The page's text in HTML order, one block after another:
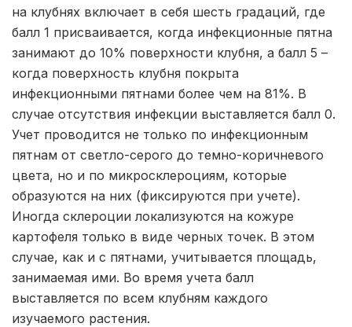
на клубнях включает в себя шесть градаций, где
балл 1 присваивается, когда инфекционные пятна
занимают до 10% поверхности клубня, а балл 5 –
когда поверхность клубня покрыта
инфекционными пятнами более чем на 81%. В
случае отсутствия инфекции выставляется балл 0.
Учет проводится не только по инфекционным
пятнам от светло-серого до темно-коричневого
цвета, но и по микросклероциям, которые
образуются на них (фиксируются при учете).
Иногда склероции локализуются на кожуре
картофеля только в виде черных точек. В этом
случае, как и с пятнами, учитывается площадь,
занимаемая ими. Во время учета балл
выставляется по всем клубням каждого
изучаемого растения.